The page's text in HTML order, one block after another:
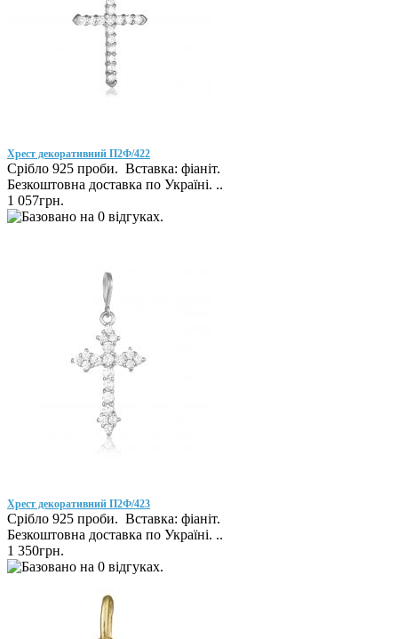
Хрест декоративний П2Ф/422
Срібло 925 проби. Вставка: фіаніт.
Безкоштовна доставка по Україні. ..
1 057грн.
Хрест декоративний П2Ф/423
Срібло 925 проби. Вставка: фіаніт.
Безкоштовна доставка по Україні. ..
1 350грн.